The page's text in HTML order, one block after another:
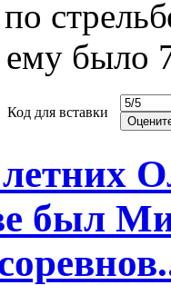
было
Код для вставки
был